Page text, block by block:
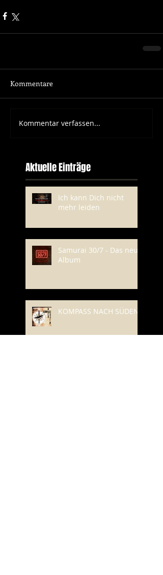
Kommentare
Kommentar verfassen...
Aktuelle Einträge
Ich kann Dich nicht
mehr leiden
Samurai 30/7 - Das neue
Album
KOMPASS NACH SÜDEN